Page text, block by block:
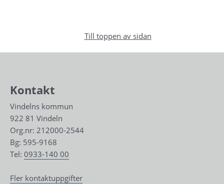
Till toppen av sidan
Kontakt
Vindelns kommun
922 81 Vindeln
Org.nr: 212000-2544
Bg: 595-9168
Tel: 0933-140 00
Fler kontaktuppgifter